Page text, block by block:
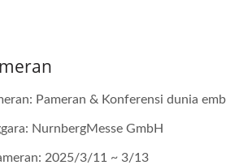
Pameran & Konferensi dunia
NurnbergMesse GmbH
2025/3/11 ~ 3/13